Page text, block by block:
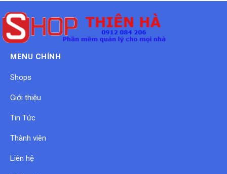
MENU CHÍNH
Shops
Giới thiệu
Tin Tức
Thành viên
Liên hệ